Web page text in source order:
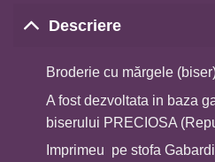
Descriere
Broderie cu mărgele
A fost dezvoltata in baza
biserului PRECIOSA
Imprimeu pe stofa